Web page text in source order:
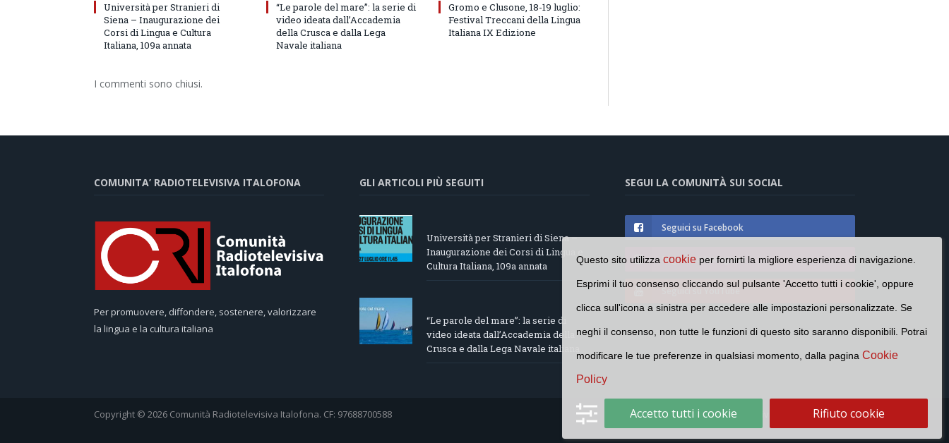
Università per Stranieri di
Siena – Inaugurazione dei
Corsi di Lingua e Cultura
Italiana, 109a annata
“Le parole del mare”: la serie di
video ideata dall’Accademia
della Crusca e dalla Lega
Navale italiana
Gromo e Clusone, 18-19 luglio:
Festival Treccani della Lingua
Italiana IX Edizione
I commenti sono chiusi.
COMUNITA’ RADIOTELEVISIVA ITALOFONA
Per promuovere, diffondere, sostenere, valorizzare
la lingua e la cultura italiana
GLI ARTICOLI PIÙ SEGUITI
Università per Stranieri di Siena –
Inaugurazione dei Corsi di Lingua e
Cultura Italiana, 109a annata
“Le parole del mare”: la serie di
video ideata dall’Accademia della
Crusca e dalla Lega Navale italiana
SEGUI LA COMUNITÀ SUI SOCIAL
Seguici su Facebook
Seguici su Instagram
Seguici su YouTube
Copyright © 2026 Comunità Radiotelevisiva Italofona. CF: 97688700588 Cookie Policy Contatti
Questo sito utilizzacookie per fornirti la migliore esperienza di navigazione.
Esprimi il tuo consenso cliccando sul pulsante 'Accetto tutti i cookie', oppure
clicca sull'icona a sinistra per accedere alle impostazioni personalizzate. Se
neghi il consenso, non tutte le funzioni di questo sito saranno disponibili. Potrai
modificare le tue preferenze in qualsiasi momento, dalla pagina Cookie
Policy
Accetto tutti i cookie Rifiuto cookie